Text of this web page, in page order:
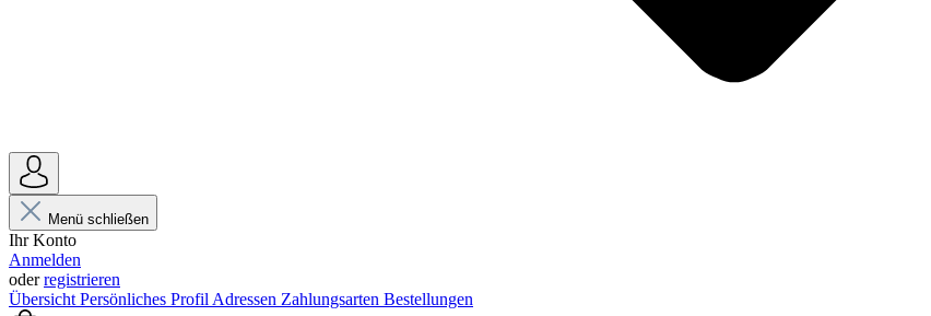
Menü schließen
Ihr Konto
Anmelden
oderregistrieren
Übersicht Persönliches Profil Adressen Zahlungsarten Bestellungen